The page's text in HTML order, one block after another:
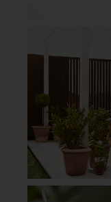
Släpp in
Skapa en
trapetstak i
Suntuf är
traditionell
och effektivt
LÄS